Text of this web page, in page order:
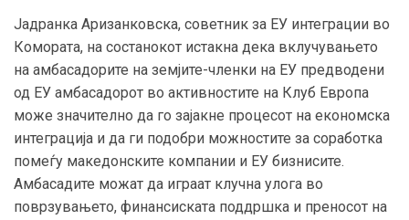
Јадранка Аризанковска, советник за ЕУ интеграции во
Комората, на состанокот истакна дека вклучувањето
на амбасадорите на земјите-членки на ЕУ предводени
од ЕУ амбасадорот во активностите на Клуб Европа
може значително да го зајакне процесот на економска
интеграција и да ги подобри можностите за соработка
помеѓу македонските компании и ЕУ бизнисите.
Амбасадите можат да играат клучна улога во
поврзувањето, финансиската поддршка и преносот на